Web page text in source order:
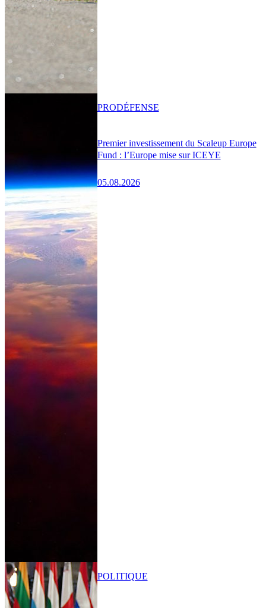
Premier investissement du Scaleup Europe
Fund : l’Europe mise sur ICEYE
05.08.2026
PRODÉFENSE
POLITIQUE